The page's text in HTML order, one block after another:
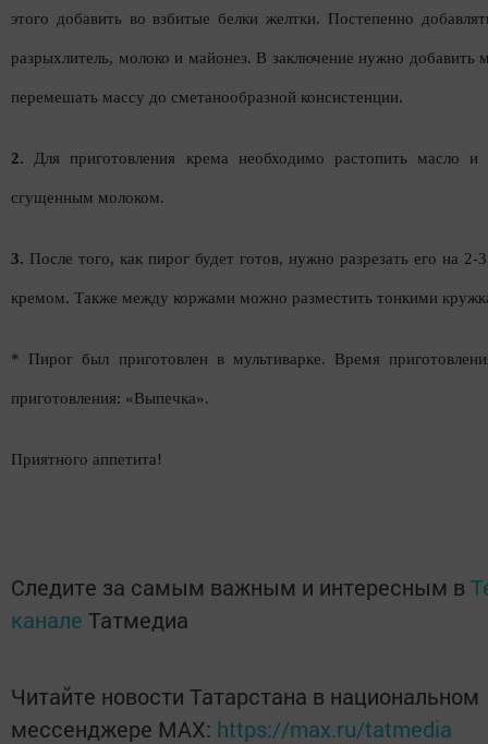
этого добавить во взбитые белки желтки. Постепенно
разрыхлитель, молоко и майонез. В заключение нужно добавить
перемешать массу до сметанообразной консистенции.
2. Для приготовления крема необходимо растопить масло
сгущенным молоком.
3. После того, как пирог будет готов, нужно разрезать его на 2-
кремом. Также между коржами можно разместить тонкими
* Пирог был приготовлен в мультиварке. Время
приготовления: «Выпечка».
Приятного аппетита!
Следите за самым важным и интересным в
канале Татмедиа
Читайте новости Татарстана в национальном
мессенджере MАХ: https://max.ru/tatmedia